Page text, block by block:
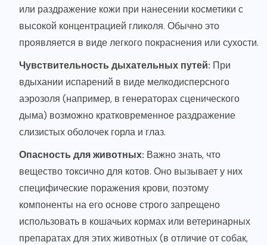
или раздражение кожи при нанесении косметики с
высокой концентрацией гликоля. Обычно это
проявляется в виде легкого покраснения или сухости.
Чувствительность дыхательных путей: При
вдыхании испарений в виде мелкодисперсного
аэрозоля (например, в генераторах сценического
дыма) возможно кратковременное раздражение
слизистых оболочек горла и глаз.
Опасность для животных: Важно знать, что
вещество токсично для котов. Оно вызывает у них
специфические поражения крови, поэтому
компоненты на его основе строго запрещено
использовать в кошачьих кормах или ветеринарных
препаратах для этих животных (в отличие от собак,